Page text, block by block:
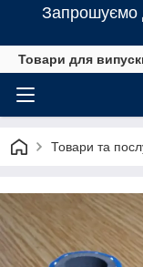
Запрошуємо
Товари для
Товари та